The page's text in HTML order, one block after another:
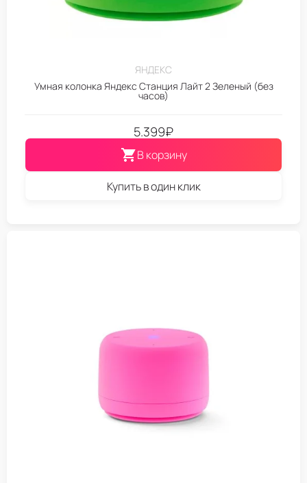
ЯНДЕКС
Умная колонка Яндекс Станция Лайт 2 Зеленый (без
часов)
5.399₽
В корзину
Купить в один клик